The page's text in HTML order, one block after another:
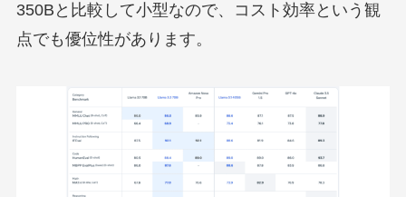
350Bと比較して小型なので、コスト効率という観
点でも優位性があります。